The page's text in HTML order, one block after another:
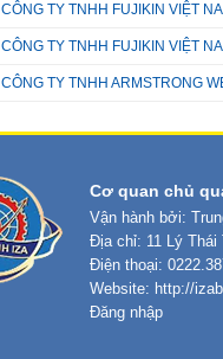
CÔNG TY TNHH FUJIKIN VIỆT
CÔNG TY TNHH FUJIKIN VIỆT
CÔNG TY TNHH ARMSTRONG
Cơ quan chủ
Vận hành bởi:
Địa chỉ: 11 Lý
Điện thoại:
Website: http://
Đăng nhập